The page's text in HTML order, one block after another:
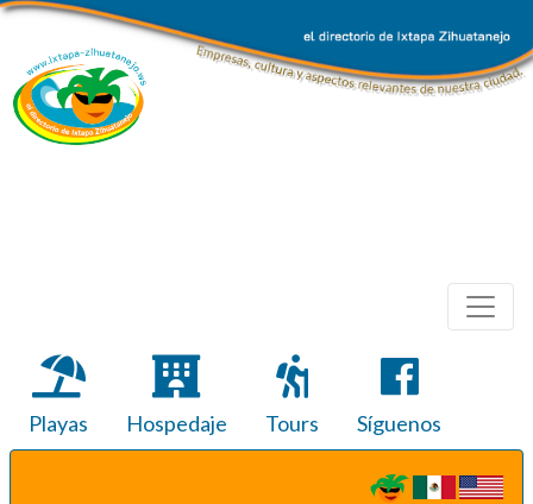
Playas Hospedaje Tours Síguenos